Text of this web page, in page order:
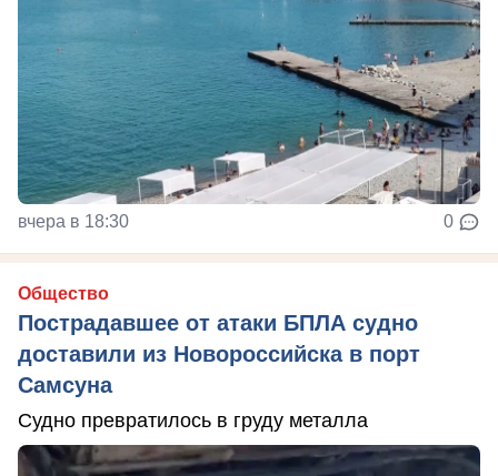
вчера в 18:30 0
Общество
Пострадавшее от атаки БПЛА судно
доставили из Новороссийска в порт
Самсуна
Судно превратилось в груду металла